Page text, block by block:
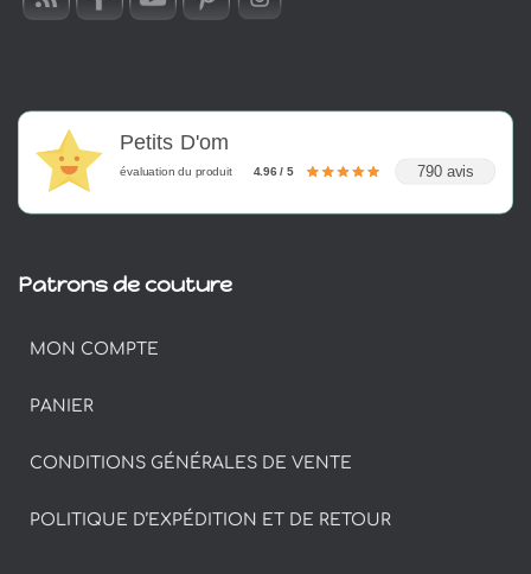
Petits D'om
évaluation du produit 4.96 / 5 790 avis
Patrons de couture
MON COMPTE
PANIER
CONDITIONS GÉNÉRALES DE VENTE
POLITIQUE D’EXPÉDITION ET DE RETOUR